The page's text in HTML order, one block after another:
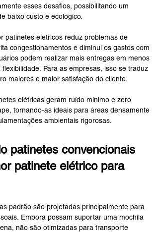
esses desafios, possibilitando um
baixo custo e ecológico.
patinetes elétricos reduz problemas de
congestionamentos e diminui os gastos com
podem realizar mais entregas em menos
Para as empresas, isso se traduz
maiores e maior satisfação do cliente.
elétricas geram ruído mínimo e zero
tornando-as ideais para áreas densamente
ambientais rigorosas.
patinetes convencionais
patinete elétrico para
padrão são projetadas principalmente para
Embora possam suportar uma mochila
não são otimizadas para transporte